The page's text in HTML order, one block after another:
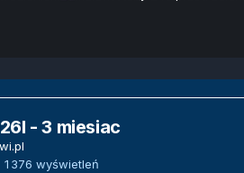
- 3 miesiac
1 376 wyświetleń